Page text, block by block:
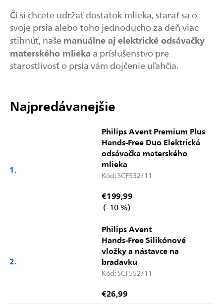
Či si chcete udržať dostatok mlieka, starať sa o
svoje prsia alebo toho jednoducho za deň viac
stihnúť, naše manuálne aj elektrické odsávačky
materského mlieka a príslušenstvo pre
starostlivosť o prsia vám dojčenie uľahčia.
Najpredávanejšie
Philips Avent Premium Plus
Hands-Free Duo Elektrická
odsávačka materského
mlieka
Kód:SCF532/11
(–10 %)
€199,99
Philips Avent
Hands-Free Silikónové
vložky a nástavce na
bradavku
Kód:SCF552/11
€26,99